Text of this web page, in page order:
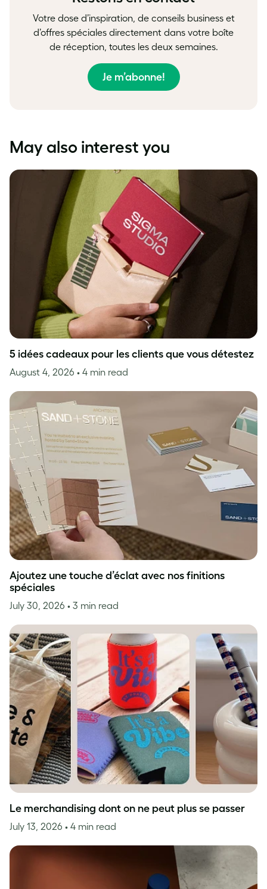
Votre dose d’inspiration, de conseils business et
d’offres spéciales directement dans votre boîte
de réception, toutes les deux semaines.
Je m’abonne!
May also interest you
5 idées cadeaux pour les clients que vous détestez
August 4, 2026 • 4 min read
Ajoutez une touche d’éclat avec nos finitions
spéciales
July 30, 2026 • 3 min read
Le merchandising dont on ne peut plus se passer
July 13, 2026 • 4 min read